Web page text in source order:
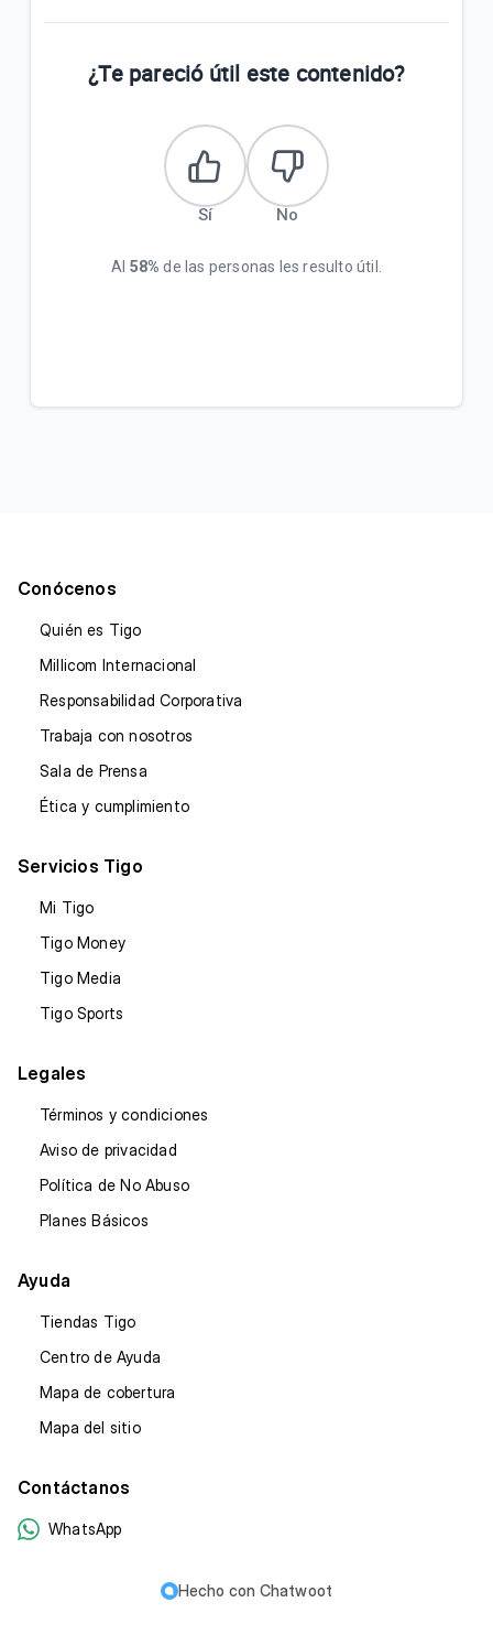
¿Te pareció útil este contenido?
Sí No
Al 58% de las personas les resulto útil.
Conócenos
Quién es Tigo
Millicom Internacional
Responsabilidad Corporativa
Trabaja con nosotros
Sala de Prensa
Ética y cumplimiento
Servicios Tigo
Mi Tigo
Tigo Money
Tigo Media
Tigo Sports
Legales
Términos y condiciones
Aviso de privacidad
Política de No Abuso
Planes Básicos
Ayuda
Tiendas Tigo
Centro de Ayuda
Mapa de cobertura
Mapa del sitio
Contáctanos
WhatsApp
Hecho con Chatwoot